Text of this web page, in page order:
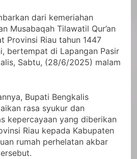
dari kemeriahan
Musabaqah Tilawatil Qur’an
Provinsi Riau tahun 1447
bertempat di Lapangan Pasir
Sabtu, (28/6/2025) malam
Bupati Bengkalis
rasa syukur dan
kepercayaan yang diberikan
Riau kepada Kabupaten
rumah perhelatan akbar